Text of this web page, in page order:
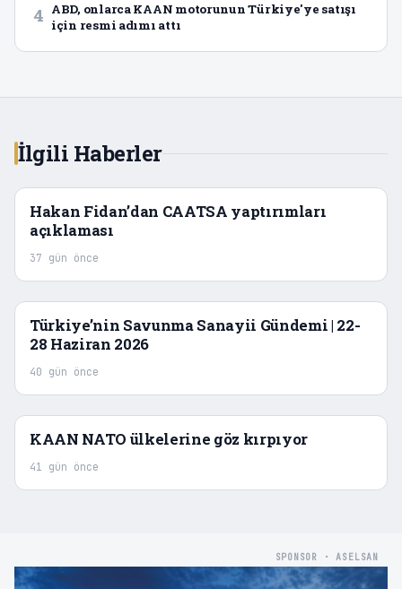
4 ABD, onlarca KAAN motorunun Türkiye'ye satışı
için resmi adımı attı
İlgili Haberler
Hakan Fidan’dan CAATSA yaptırımları
açıklaması
37 gün önce
Türkiye’nin Savunma Sanayii Gündemi | 22-
28 Haziran 2026
40 gün önce
KAAN NATO ülkelerine göz kırpıyor
41 gün önce
SPONSOR · ASELSAN